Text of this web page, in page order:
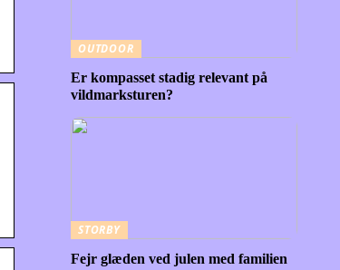
OUTDOOR
Er kompasset stadig relevant på
vildmarksturen?
STORBY
Fejr glæden ved julen med familien